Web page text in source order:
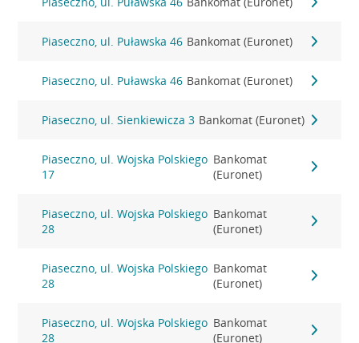
Piaseczno, ul. Puławska 46 Bankomat (Euronet)
Piaseczno, ul. Puławska 46 Bankomat (Euronet)
Piaseczno, ul. Sienkiewicza 3 Bankomat (Euronet)
Piaseczno, ul. Wojska Polskiego
17
Bankomat
(Euronet)
Piaseczno, ul. Wojska Polskiego
28
Bankomat
(Euronet)
Piaseczno, ul. Wojska Polskiego
28
Bankomat
(Euronet)
Piaseczno, ul. Wojska Polskiego
28
Bankomat
(Euronet)